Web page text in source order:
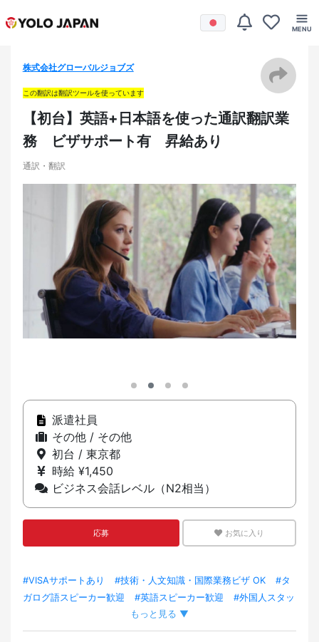
株式会社グローバルジョブズ
この翻訳は翻訳ツールを使っています
【初台】英語+日本語を使った通訳翻訳業
務 ビザサポート有 昇給あり
通訳・翻訳
派遣社員
その他 / その他
初台 / 東京都
時給 ¥1,450
ビジネス会話レベル（N2相当）
応募 お気に入り
#VISAサポートあり #技術・人文知識・国際業務ビザ OK
#タ
ガログ語スピーカー歓迎
#英語スピーカー歓迎
#外国人スタッ
#外国人スタッフ採用実績あり
卒歓迎
#エルダー・シニア歓迎 #交通費あり
#トレーニング
もっと見る ▼